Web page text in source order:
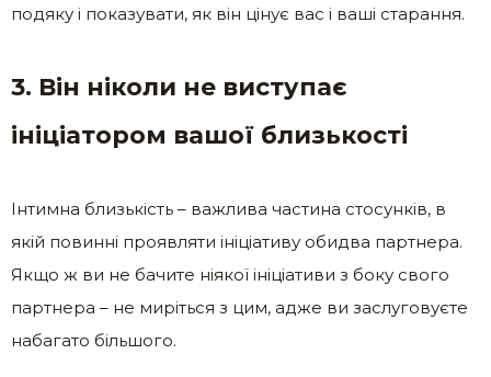
подяку і показувати, як він цінує вас і ваші старання.
3. Він ніколи не виступає
ініціатором вашої близькості
Інтимна близькість – важлива частина стосунків, в
якій повинні проявляти ініціативу обидва партнера.
Якщо ж ви не бачите ніякої ініціативи з боку свого
партнера – не миріться з цим, адже ви заслуговуєте
набагато більшого.